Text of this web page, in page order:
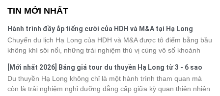
TIN MỚI NHẤT
Hành trình đầy ắp tiếng cười của HDH và M&A tại Hạ Long
Chuyến du lịch Hạ Long của HDH và M&A được tô điểm bằng bầu
không khí sôi nổi, những trải nghiệm thú vị cùng vô số khoảnh
phút giây đồng hành bên nhau, tất cả đã tạo nên một chuyến đi
tràn đầy cảm xúc và dấu ấn khó quên.
[Mới nhất 2026] Bảng giá tour du thuyền Hạ Long từ 3 - 6 sao
Du thuyền Hạ Long không chỉ là một hành trình tham quan mà
còn là trải nghiệm nghỉ dưỡng đẳng cấp giữa kỳ quan thiên nhiên